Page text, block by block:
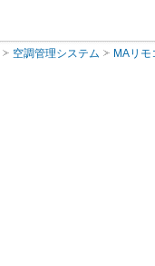
空調管理システム MAリモ